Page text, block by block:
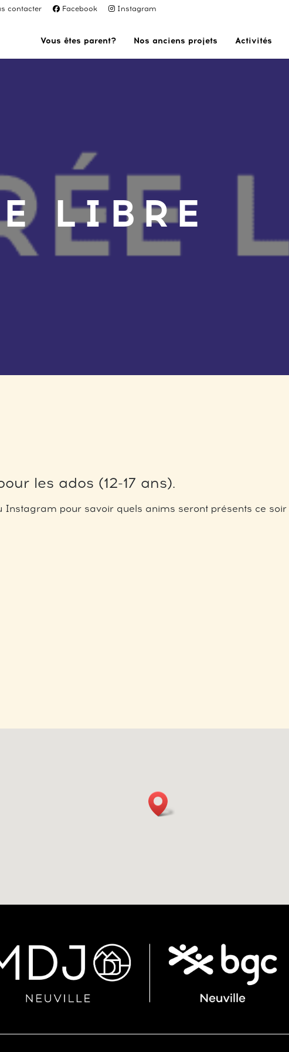
contacter Facebook Instagram
Vous êtes parent? Nos anciens projets Activités
LIBRE
les ados (12-17 ans).
Instagram pour savoir quels anims seront présents ce soir